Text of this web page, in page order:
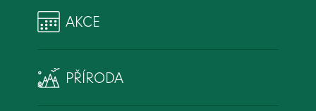
AKCE
PŘÍRODA